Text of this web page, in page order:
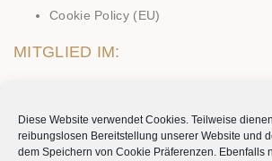
Diese Website verwendet Cookies. Teilweise
reibungslosen Bereitstellung unserer Website und
dem Speichern von Cookie Präferenzen. Ebenfalls
Cookie Policy (EU)
MITGLIED IM:
Partner von: